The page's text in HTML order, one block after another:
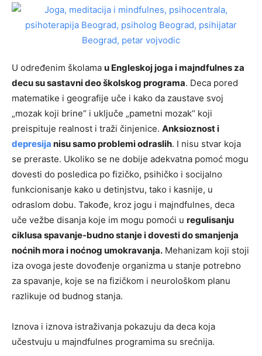
U određenim školama u Engleskoj joga i majndfulnes za
decu su sastavni deo školskog programa. Deca pored
matematike i geografije uče i kako da zaustave svoj
„mozak koji brine“ i uključe „pametni mozak“ koji
preispituje realnost i traži činjenice. Anksioznost i
depresija nisu samo problemi odraslih. I nisu stvar koja
se preraste. Ukoliko se ne dobije adekvatna pomoć mogu
dovesti do posledica po fizičko, psihičko i socijalno
funkcionisanje kako u detinjstvu, tako i kasnije, u
odraslom dobu. Takođe, kroz jogu i majndfulnes, deca
uče vežbe disanja koje im mogu pomoći u regulisanju
ciklusa spavanje-budno stanje i dovesti do smanjenja
noćnih mora i noćnog umokravanja. Mehanizam koji stoji
iza ovoga jeste dovođenje organizma u stanje potrebno
za spavanje, koje se na fizičkom i neurološkom planu
razlikuje od budnog stanja.
Iznova i iznova istraživanja pokazuju da deca koja
učestvuju u majndfulnes programima su srećnija.